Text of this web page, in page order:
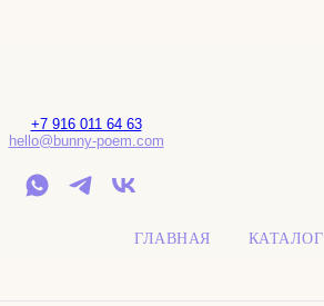
+7 916 011 64 63
hello@bunny-poem.com
ГЛАВНАЯ КАТАЛОГ